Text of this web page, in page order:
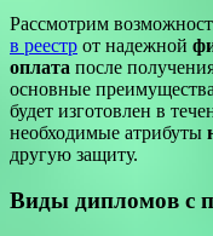
Рассмотрим
в реестр от надежной
оплата после
основные
будет изготовлен в
необходимые атрибуты
другую защиту.
Виды дипломов с